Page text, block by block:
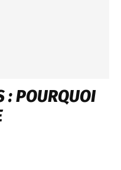
: POURQUOI